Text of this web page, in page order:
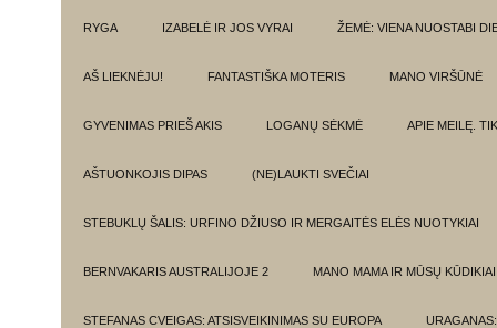
RYGA IZABELĖ IR JOS VYRAI ŽEMĖ: VIENA NUOSTABI
AŠ LIEKNĖJU! FANTASTIŠKA MOTERIS MANO VIRŠŪNĖ
GYVENIMAS PRIEŠ AKIS LOGANŲ SĖKMĖ APIE MEILĘ.
AŠTUONKOJIS DIPAS (NE)LAUKTI SVEČIAI
STEBUKLŲ ŠALIS: URFINO DŽIUSO IR MERGAITĖS ELĖS NUOTYKIAI
BERNVAKARIS AUSTRALIJOJE 2 MANO MAMA IR MŪSŲ KŪDIKIAI
STEFANAS CVEIGAS: ATSISVEIKINIMAS SU EUROPA